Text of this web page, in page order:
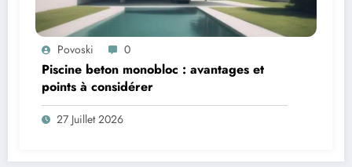
Povoski 0
Piscine beton monobloc : avantages et
points à considérer
27 Juillet 2026